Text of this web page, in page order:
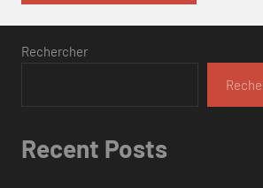
Rechercher
Recent Posts